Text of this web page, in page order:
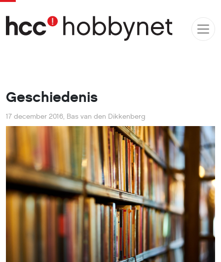
Geschiedenis
17 december 2016, Bas van den Dikkenberg